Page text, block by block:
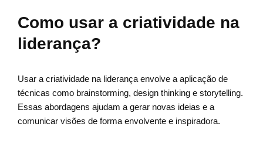
Como usar a criatividade na
liderança?
Usar a criatividade na liderança envolve a aplicação de
técnicas como brainstorming, design thinking e storytelling.
Essas abordagens ajudam a gerar novas ideias e a
comunicar visões de forma envolvente e inspiradora.